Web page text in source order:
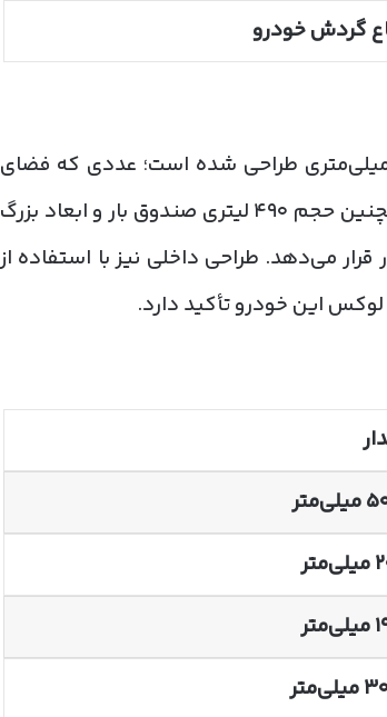
گردش خودرو
شاسی‌بلند پنج نفره با فاصله محوری ۳۰۰۰ میلی‌متری طراحی شده است؛ عددی که فضای
قابل توجهی را برای سرنشینان فراهم می‌کند. همچنین حجم ۴۹۰ لیتری صندوق بار و ابعاد بزرگ
بازار قرار می‌دهد. طراحی داخلی نیز با استفاده از
این خودرو تأکید دارد.
میلی‌متر
میلی‌متر
میلی‌متر
میلی‌متر